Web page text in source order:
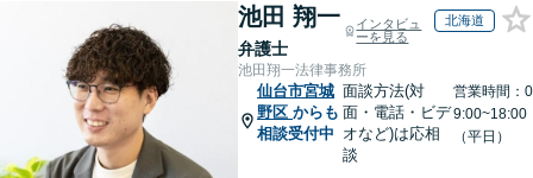
池田 翔一
弁護士
インタビュ
ーを見る
北海道
池田翔一法律事務所
仙台市宮城
野区 からも
相談受付中
面談方法(対
面・電話・ビデ
オなど)は応相
談
営業時間：0
9:00~18:00
（平日）